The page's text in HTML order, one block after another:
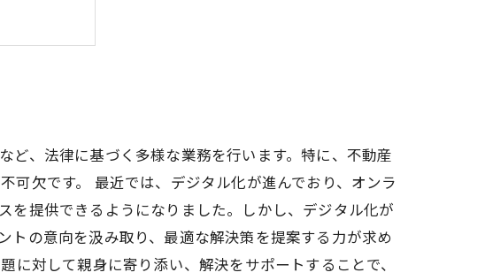
ど、法律に基づく多様な業務を行います。特に、不動産
欠です。 最近では、デジタル化が進んでおり、オンラ
を提供できるようになりました。しかし、デジタル化が
の意向を汲み取り、最適な解決策を提案する力が求め
対して親身に寄り添い、解決をサポートすることで、